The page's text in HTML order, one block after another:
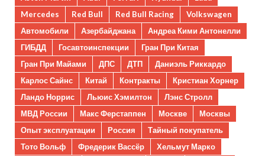
Mercedes
Red Bull Red Bull Racing
Volkswagen
Автомобили
Азербайджана
Андреа Кими Антонелли
ГИБДД
Госавтоинспекции
Гран При Китая
Гран При Майами
ДПС ДТП
Даниэль Риккардо
Карлос Сайнс
Китай Контракты
Кристиан Хорнер
Ландо Норрис
Льюис Хэмилтон
Лэнс Стролл
МВД России
Макс Ферстаппен Москве
Москвы
Опыт эксплуатации
Россия
Тайный покупатель
Тото Вольф
Фредерик Вассёр
Хельмут Марко